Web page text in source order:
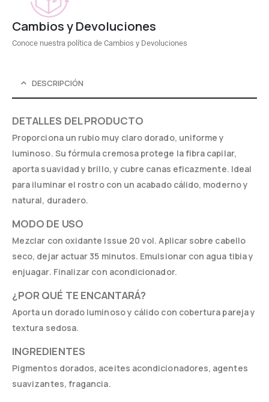
Cambios y Devoluciones
Conoce nuestra política de Cambios y Devoluciones
DESCRIPCIÓN
DETALLES DEL PRODUCTO
Proporciona un rubio muy claro dorado, uniforme y
luminoso. Su fórmula cremosa protege la fibra capilar,
aporta suavidad y brillo, y cubre canas eficazmente. Ideal
para iluminar el rostro con un acabado cálido, moderno y
natural, duradero.
MODO DE USO
Mezclar con oxidante Issue 20 vol. Aplicar sobre cabello
seco, dejar actuar 35 minutos. Emulsionar con agua tibia y
enjuagar. Finalizar con acondicionador.
¿POR QUÉ TE ENCANTARÁ?
Aporta un dorado luminoso y cálido con cobertura pareja y
textura sedosa.
INGREDIENTES
Pigmentos dorados, aceites acondicionadores, agentes
suavizantes, fragancia.